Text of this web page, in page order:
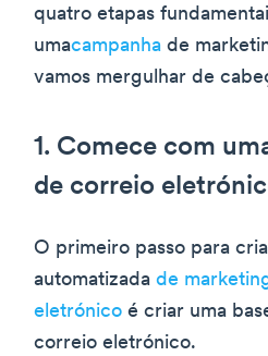
quatro etapas
umacampanha de
vamos mergulhar de
1. Comece com
de correio
O primeiro passo para
automatizada de
eletrónico é criar uma
correio eletrónico.